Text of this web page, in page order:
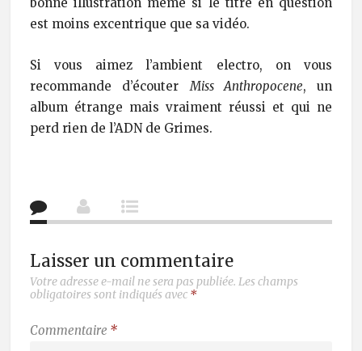
bonne illustration même si le titre en question
est moins excentrique que sa vidéo.
Si vous aimez l’ambient electro, on vous
recommande d’écouter Miss Anthropocene, un
album étrange mais vraiment réussi et qui ne
perd rien de l’ADN de Grimes.
Laisser un commentaire
Votre adresse e-mail ne sera pas publiée. Les champs
obligatoires sont indiqués avec *
Commentaire *